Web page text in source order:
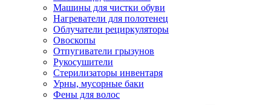
Машины для чистки обуви
Нагреватели для полотенец
Облучатели рециркуляторы
Овоскопы
Отпугиватели грызунов
Рукосушители
Стерилизаторы инвентаря
Урны, мусорные баки
Фены для волос